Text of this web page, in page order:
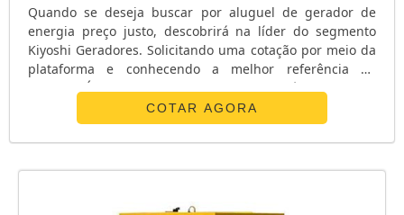
Quando se deseja buscar por aluguel de gerador de
energia preço justo, descobrirá na líder do segmento
Kiyoshi Geradores. Solicitando uma cotação por meio da
plataforma e conhecendo a melhor referência do
mercado.É isso mesmo! Quando a busca é por aluguel
de gerador de energia, com a melhor mão de obra da
Kiyoshi Geradores atingirá proteção com inovação no
atendimento e nos serviços prestados.MAIS
COTAR AGORA